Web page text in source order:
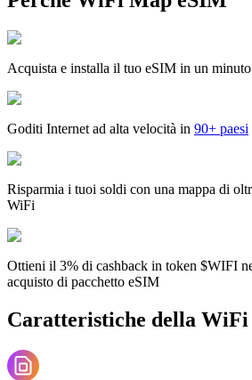
Acquista e installa il tuo eSIM in un minuto
Goditi Internet ad alta velocità in 90+ paesi
Risparmia i tuoi soldi con una mappa di
WiFi
Ottieni il 3% di cashback in token $WIFI
acquisto di pacchetto eSIM
Caratteristiche della